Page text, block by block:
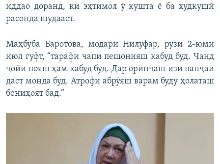
иддао доранд, ки эҳтимол ӯ кушта ё ба худкушӣ
расонда шудааст.
Маҳбуба Баротова, модари Нилуфар, рӯзи 2-юми
июл гуфт, “тарафи чапи пешонияш кабуд буд. Чанд
ҷойи пояш ҳам кабуд буд. Дар оринҷаш изи панҷаи
даст монда буд. Атрофи абрӯяш варам буду ҳолаташ
бениҳоят бад.”